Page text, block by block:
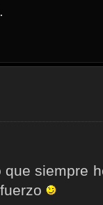
siempre